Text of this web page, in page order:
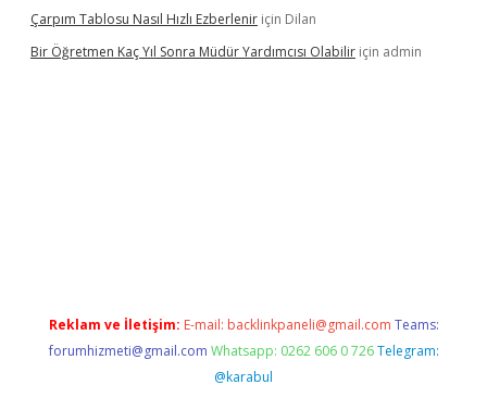
Çarpım Tablosu Nasıl Hızlı Ezberlenir için Dilan
Bir Öğretmen Kaç Yıl Sonra Müdür Yardımcısı Olabilir için admin
Reklam ve İletişim: E-mail: backlinkpaneli@gmail.com Teams:
forumhizmeti@gmail.com Whatsapp: 0262 606 0 726 Telegram:
@karabul